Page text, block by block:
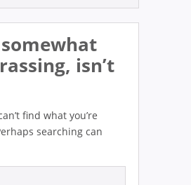
isn’t
find what you’re
searching can